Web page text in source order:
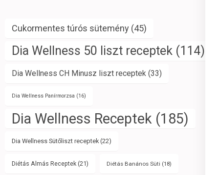
Cukormentes túrós sütemény (45)
Dia Wellness 50 liszt receptek (114)
Dia Wellness CH Minusz liszt receptek (33)
Dia Wellness Panírmorzsa (16)
Dia Wellness Receptek (185)
Dia Wellness Sütőliszt receptek (22)
Diétás Almás Receptek (21) Diétás Banános Süti (18)